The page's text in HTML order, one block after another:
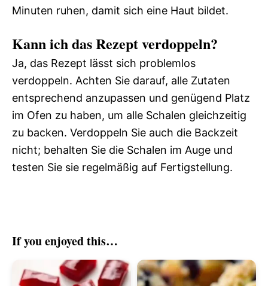
Minuten ruhen, damit sich eine Haut bildet.
Kann ich das Rezept verdoppeln?
Ja, das Rezept lässt sich problemlos
verdoppeln. Achten Sie darauf, alle Zutaten
entsprechend anzupassen und genügend Platz
im Ofen zu haben, um alle Schalen gleichzeitig
zu backen. Verdoppeln Sie auch die Backzeit
nicht; behalten Sie die Schalen im Auge und
testen Sie sie regelmäßig auf Fertigstellung.
If you enjoyed this…